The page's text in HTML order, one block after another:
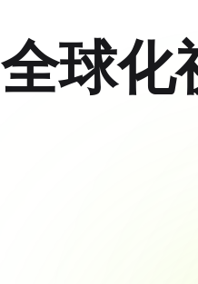
全球